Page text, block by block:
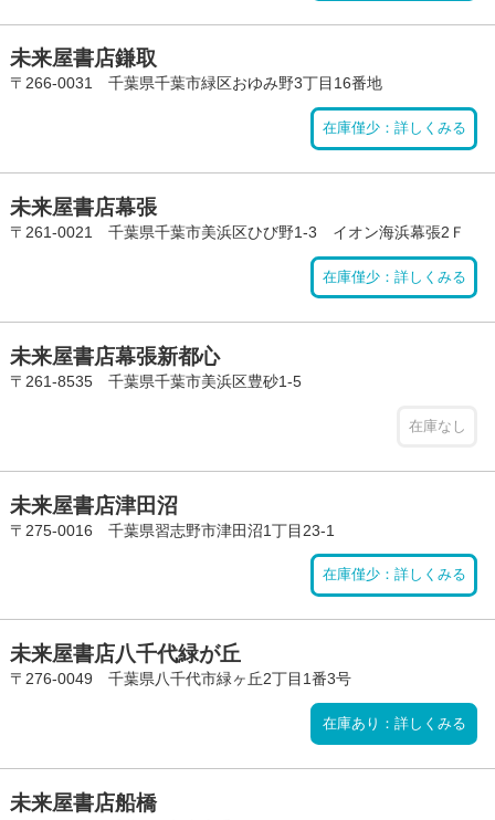
未来屋書店鎌取
〒266-0031 千葉県千葉市緑区おゆみ野3丁目16番地
在庫僅少：詳しくみる
未来屋書店幕張
〒261-0021 千葉県千葉市美浜区ひび野1-3 イオン海浜幕張2Ｆ
在庫僅少：詳しくみる
未来屋書店幕張新都心
〒261-8535 千葉県千葉市美浜区豊砂1-5
在庫なし
未来屋書店津田沼
〒275-0016 千葉県習志野市津田沼1丁目23-1
在庫僅少：詳しくみる
未来屋書店八千代緑が丘
〒276-0049 千葉県八千代市緑ヶ丘2丁目1番3号
在庫あり：詳しくみる
未来屋書店船橋